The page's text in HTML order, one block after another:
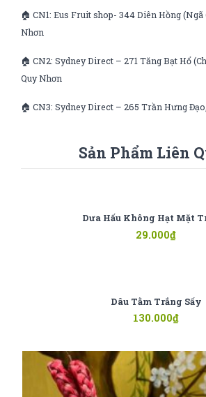
🏠 CN1: Eus Fruit shop- 344 Diên Hồng
Nhơn
🏠 CN2: Sydney Direct – 271 Tăng Bạt Hổ
Quy Nhơn
🏠 CN3: Sydney Direct – 265 Trần Hưng
Sản Phẩm Liên
Dưa Hấu Không Hạt Mặt
29.000₫
Dâu Tằm Trắng Sấy
130.000₫